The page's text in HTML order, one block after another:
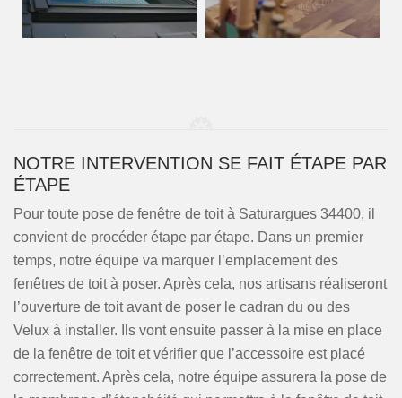
NOTRE INTERVENTION SE FAIT ÉTAPE PAR
ÉTAPE
Pour toute pose de fenêtre de toit à Saturargues 34400, il
convient de procéder étape par étape. Dans un premier
temps, notre équipe va marquer l’emplacement des
fenêtres de toit à poser. Après cela, nos artisans réaliseront
l’ouverture de toit avant de poser le cadran du ou des
Velux à installer. Ils vont ensuite passer à la mise en place
de la fenêtre de toit et vérifier que l’accessoire est placé
correctement. Après cela, notre équipe assurera la pose de